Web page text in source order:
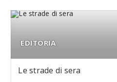
EDITORIA
Le strade di sera